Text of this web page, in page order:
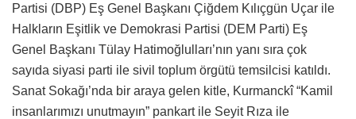
Partisi (DBP) Eş Genel Başkanı Çiğdem Kılıçgün Uçar ile
Halkların Eşitlik ve Demokrasi Partisi (DEM Parti) Eş
Genel Başkanı Tülay Hatimoğlulları’nın yanı sıra çok
sayıda siyasi parti ile sivil toplum örgütü temsilcisi katıldı.
Sanat Sokağı’nda bir araya gelen kitle, Kurmanckî “Kamil
insanlarımızı unutmayın” pankart ile Seyit Rıza ile